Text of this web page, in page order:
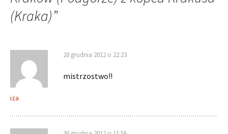
(Kraka)”
iza
28 grudnia 2012 o 22:23
mistrzostwo!!